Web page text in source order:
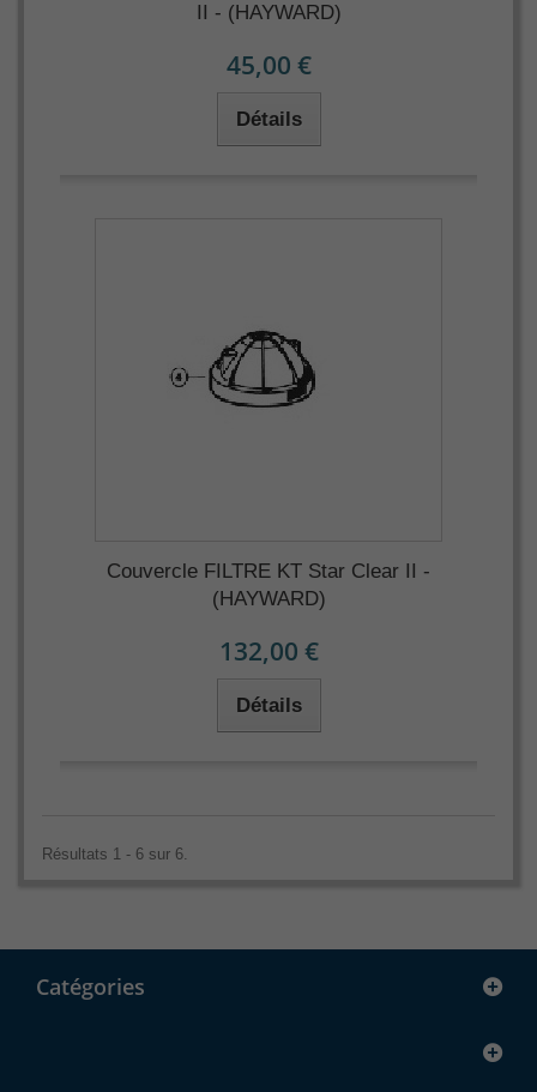
II - (HAYWARD)
45,00 €
Détails
Couvercle FILTRE KT Star Clear II -
(HAYWARD)
132,00 €
Détails
Résultats 1 - 6 sur 6.
Catégories